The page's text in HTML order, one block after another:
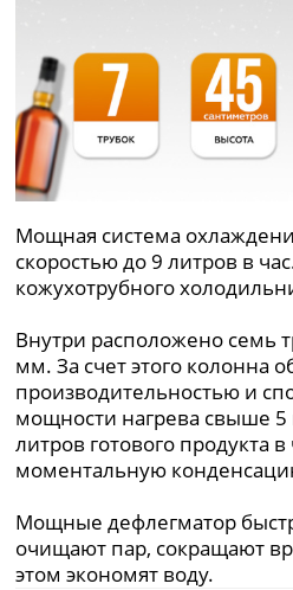
Мощная система
скоростью до 9 литров в
кожухотрубного
Внутри расположено семь
мм. За счет этого колонна
производительностью и
мощности нагрева свыше 5
литров готового продукта
моментальную
Мощные дефлегматор
очищают пар, сокращают
этом экономят воду.